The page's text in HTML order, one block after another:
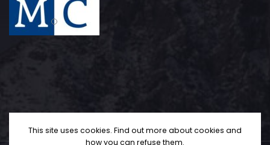
This site uses cookies. Find out more about cookies and
how you can refuse them.